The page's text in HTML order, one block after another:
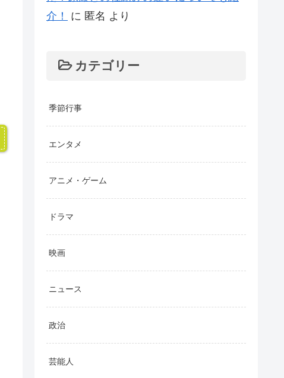
介！
に 匿名 より
カテゴリー
季節行事
エンタメ
アニメ・ゲーム
ドラマ
映画
ニュース
政治
芸能人